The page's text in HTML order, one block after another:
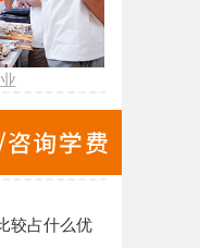
较占什么优